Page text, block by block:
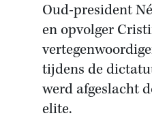
Oud-president
en opvolger
tijdens de
werd afgeslacht
elite.